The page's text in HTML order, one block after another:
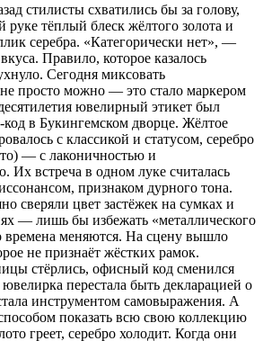
стилисты схватились бы за голову,
руке тёплый блеск жёлтого золота и
серебра. «Категорически нет», —
Правило, которое казалось
Сегодня миксовать
просто можно — это стало маркером
ювелирный этикет был
код в Букингемском дворце. Жёлтое
с классикой и статусом, серебро
— с лаконичностью и
Их встреча в одном луке считалась
признаком дурного тона.
сверяли цвет застёжек на сумках и
— лишь бы избежать «металлического
времена меняются. На сцену вышло
не признаёт жёстких рамок.
стёрлись, офисный код сменился
перестала быть декларацией о
инструментом самовыражения. А
показать всю свою коллекцию
греет, серебро холодит. Когда они